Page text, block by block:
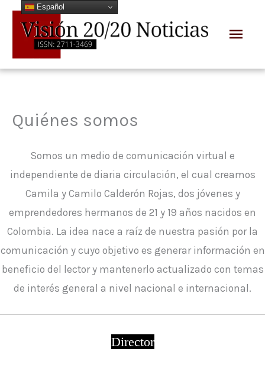
contenido
Quiénes somos
Somos un medio de comunicación virtual e
independiente de diaria circulación, el cual creamos
Camila y Camilo Calderón Rojas, dos jóvenes y
emprendedores hermanos de 21 y 19 años nacidos en
Colombia. La idea nace a raíz de nuestra pasión por la
comunicación y cuyo objetivo es generar información en
beneficio del lector y mantenerlo actualizado con temas
de interés general a nivel nacional e internacional.
Director
Español